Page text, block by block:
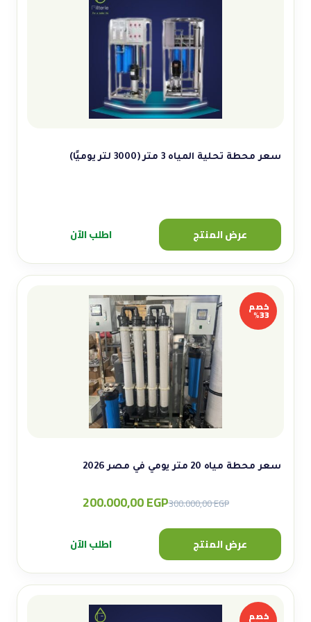
سعر محطة تحلية المياه 3 متر (3000 لتر يوميًا)
عرض المنتج اطلب الآن
خصم
33%
سعر محطة مياه 20 متر يومي في مصر 2026
300.000,00EGP
Original
200.000,00EGP
Current
عرض المنتج اطلب الآن
خصم